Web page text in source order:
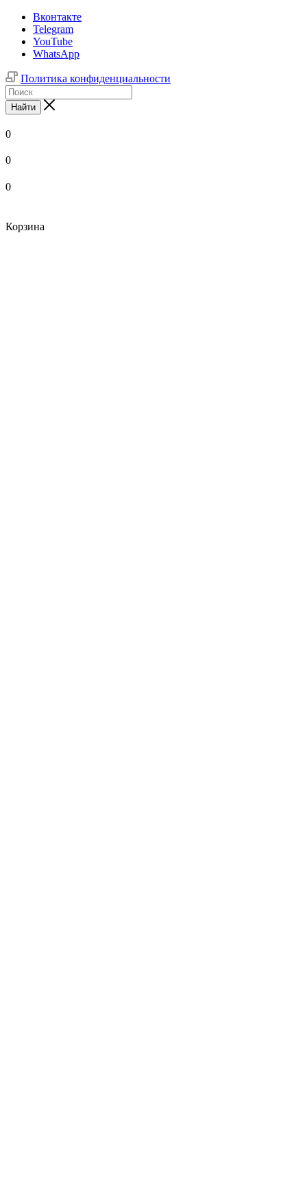
Вконтакте
Telegram
YouTube
WhatsApp
Политика конфиденциальности
Найти
0
0
0
Корзина